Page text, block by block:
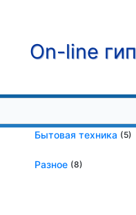
On-line
Бытовая техника (5)
Разное (8)